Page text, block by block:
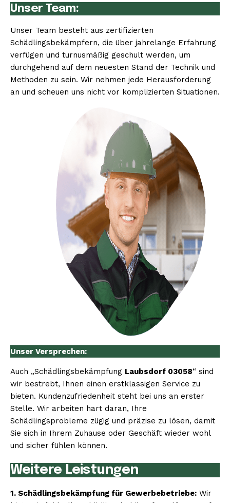
Unser Team:
Unser Team besteht aus zertifizierten
Schädlingsbekämpfern, die über jahrelange Erfahrung
verfügen und turnusmäßig geschult werden, um
durchgehend auf dem neuesten Stand der Technik und
Methoden zu sein. Wir nehmen jede Herausforderung
an und scheuen uns nicht vor komplizierten Situationen.
Unser Versprechen:
Auch „Schädlingsbekämpfung Laubsdorf 03058“ sind
wir bestrebt, Ihnen einen erstklassigen Service zu
bieten. Kundenzufriedenheit steht bei uns an erster
Stelle. Wir arbeiten hart daran, Ihre
Schädlingsprobleme zügig und präzise zu lösen, damit
Sie sich in Ihrem Zuhause oder Geschäft wieder wohl
und sicher fühlen können.
Weitere Leistungen
1. Schädlingsbekämpfung für Gewerbebetriebe: Wir